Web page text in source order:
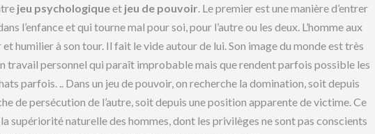
jeu psychologiqueet jeu de pouvoir. Le premier est une manière d’entrer
l’enfance et qui tourne mal pour soi, pour l’autre ou les deux. L’homme aux
humilier à son tour. Il fait le vide autour de lui. Son image du monde est très
travail personnel qui paraît improbable mais que rendent parfois possible les
parfois. .. Dans un jeu de pouvoir, on recherche la domination, soit depuis
de persécution de l’autre, soit depuis une position apparente de victime. Ce
supériorité naturelle des hommes, dont les privilèges ne sont pas conscients